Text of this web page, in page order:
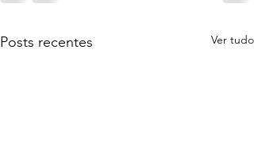
Posts recentes Ver tudo